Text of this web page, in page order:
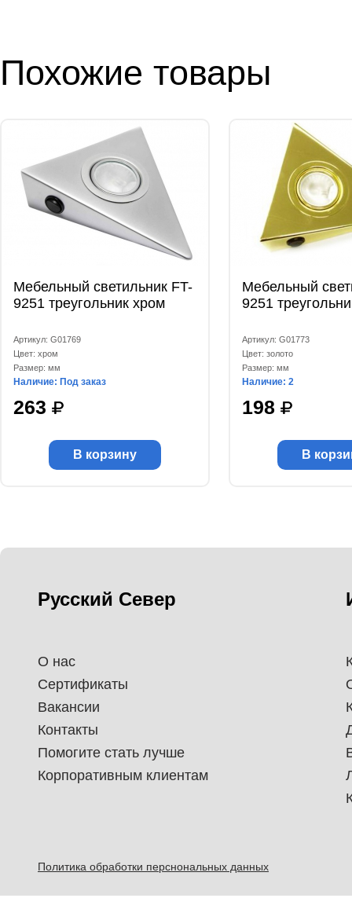
Похожие товары
Мебельный светильник FT-
9251 треугольник хром
Артикул: G01769
Цвет: хром
Размер: мм
Наличие: Под заказ
263
В корзину
Мебельный
9251
Артикул: G01773
Цвет: золото
Размер: мм
Наличие: 2
198
В
Русский Север
О нас
Сертификаты
Вакансии
Контакты
Помогите стать лучше
Корпоративным клиентам
Политика обработки перснональных данных